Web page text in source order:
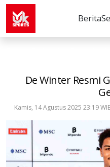
Berita
De Winter Resmi
Kamis, 14 Agustus 2025 23:19